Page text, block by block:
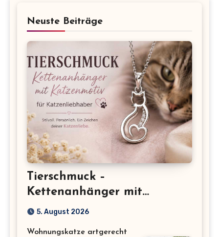
Neuste Beiträge
Tierschmuck –
Kettenanhänger mit
Katzenmotiv für
5. August 2026
Wohnungskatze artgerecht